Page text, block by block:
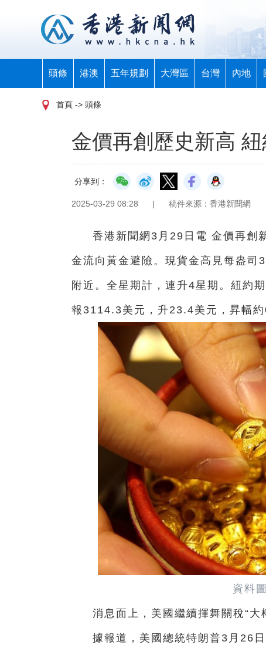
頭條 港澳 五年規劃 大灣區 台灣 內地
首頁 -> 頭條
金價再創歷史新高
分享到：
2025-03-29 08:28 | 稿件來源：香港新聞網
香港新聞網3月29日電 金價再創
金流向黃金避險。現貨金高見每盎
附近。全星期計，連升4星期。紐約
報3114.3美元，升23.4美元，昇幅
資料
消息面上，美國繼續揮舞關稅“大
據報道，美國總統特朗普3月26